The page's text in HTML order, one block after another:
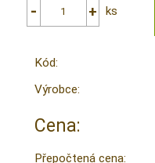
ks
Kód:
Výrobce:
Cena:
Přepočtená cena: